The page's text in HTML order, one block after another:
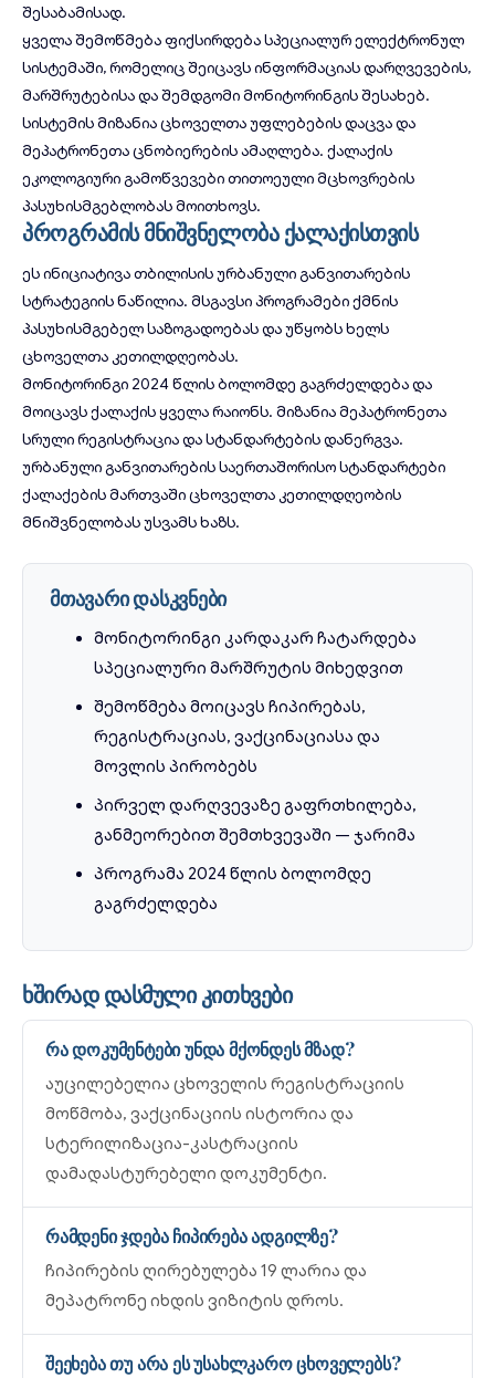
შესაბამისად.
ყველა შემოწმება ფიქსირდება სპეციალურ ელექტრონულ
სისტემაში, რომელიც შეიცავს ინფორმაციას დარღვევების,
მარშრუტებისა და შემდგომი მონიტორინგის შესახებ.
სისტემის მიზანია ცხოველთა უფლებების დაცვა და
მეპატრონეთა ცნობიერების ამაღლება. ქალაქის
ეკოლოგიური გამოწვევებითითოეული მცხოვრების
პასუხისმგებლობას მოითხოვს.
პროგრამის მნიშვნელობა ქალაქისთვის
ეს ინიციატივა თბილისის ურბანული განვითარების
სტრატეგიის ნაწილია. მსგავსი პროგრამები ქმნის
პასუხისმგებელ საზოგადოებას და უწყობს ხელს
ცხოველთა კეთილდღეობას.
მონიტორინგი 2024 წლის ბოლომდე გაგრძელდება და
მოიცავს ქალაქის ყველა რაიონს. მიზანია მეპატრონეთა
სრული რეგისტრაცია და სტანდარტების დანერგვა.
ურბანული განვითარების საერთაშორისო სტანდარტები
ქალაქების მართვაშიცხოველთა კეთილდღეობის
მნიშვნელობას უსვამს ხაზს.
მთავარი დასკვნები
მონიტორინგი კარდაკარ ჩატარდება
სპეციალური მარშრუტის მიხედვით
შემოწმება მოიცავს ჩიპირებას,
რეგისტრაციას, ვაქცინაციასა და
მოვლის პირობებს
პირველ დარღვევაზე გაფრთხილება,
განმეორებით შემთხვევაში — ჯარიმა
პროგრამა 2024 წლის ბოლომდე
გაგრძელდება
ხშირად დასმული კითხვები
რა დოკუმენტები უნდა მქონდეს მზად?
აუცილებელია ცხოველის რეგისტრაციის
მოწმობა, ვაქცინაციის ისტორია და
სტერილიზაცია-კასტრაციის
დამადასტურებელი დოკუმენტი.
რამდენი ჯდება ჩიპირება ადგილზე?
ჩიპირების ღირებულება 19 ლარია და
მეპატრონე იხდის ვიზიტის დროს.
შეეხება თუ არა ეს უსახლკარო ცხოველებს?